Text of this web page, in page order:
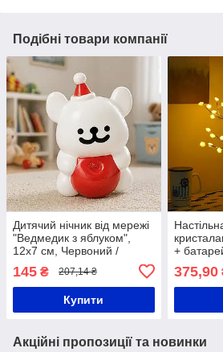
Подібні товари компанії
Дитячий нічник від мережі
"Ведмедик з яблуком",
12х7 см, Червоний /
Настільний LED світильник
/ Дитяча лампа /
Світильник-нічник
145 ₴ 207,14 ₴
Купити
+
/
дерево
375,90
Акційні пропозиції та новинки